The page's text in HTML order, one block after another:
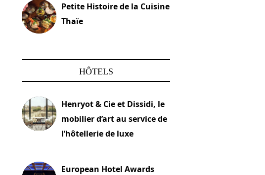
Petite Histoire de la Cuisine
Thaïe
HÔTELS
Henryot & Cie et Dissidi, le
mobilier d’art au service de
l’hôtellerie de luxe
European Hotel Awards